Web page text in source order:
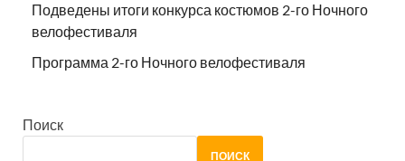
Подведены итоги конкурса костюмов 2-го Ночного
велофестиваля
Программа 2-го Ночного велофестиваля
Поиск
ПОИСК